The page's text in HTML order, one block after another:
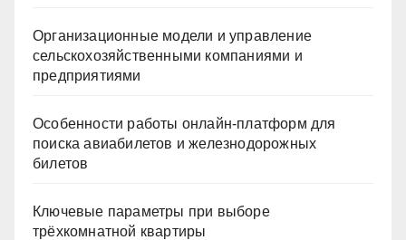
Организационные модели и управление
сельскохозяйственными компаниями и
предприятиями
Особенности работы онлайн-платформ для
поиска авиабилетов и железнодорожных
билетов
Ключевые параметры при выборе
трёхкомнатной квартиры